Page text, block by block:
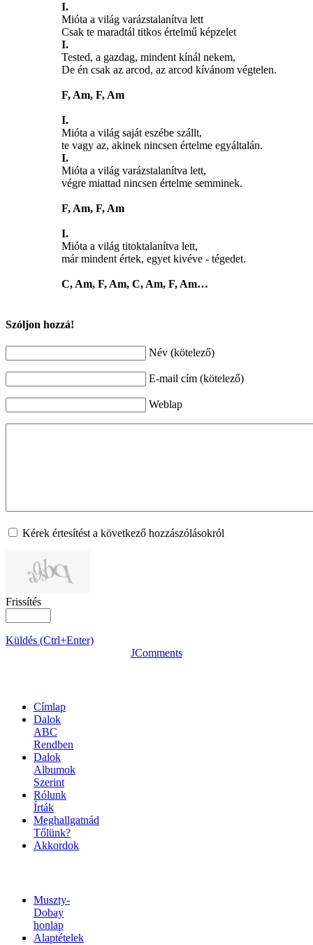
I.
Mióta a világ varázstalanítva lett
Csak te maradtál titkos értelmű képzelet
I.
Tested, a gazdag, mindent kínál nekem,
De én csak az arcod, az arcod kívánom végtelen.
F, Am, F, Am
I.
Mióta a világ saját eszébe szállt,
te vagy az, akinek nincsen értelme egyáltalán.
I.
Mióta a világ varázstalanítva lett,
végre miattad nincsen értelme semminek.
F, Am, F, Am
I.
Mióta a világ titoktalanítva lett,
már mindent értek, egyet kivéve - tégedet.
C, Am, F, Am, C, Am, F, Am…
Szóljon hozzá!
Név (kötelező)
E-mail cím (kötelező)
Weblap
Kérek értesítést a következő hozzászólásokról
Frissítés
Küldés (Ctrl+Enter)
JComments
Címlap
Dalok
ABC
Rendben
Dalok
Albumok
Szerint
Rólunk
Írták
Meghallgatnád
Tőlünk?
Akkordok
Muszty-
Dobay
honlap
Alaptételek